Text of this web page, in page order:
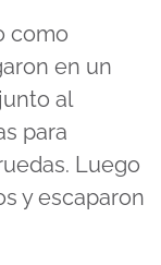
como
en un
al
para
Luego
y escaparon